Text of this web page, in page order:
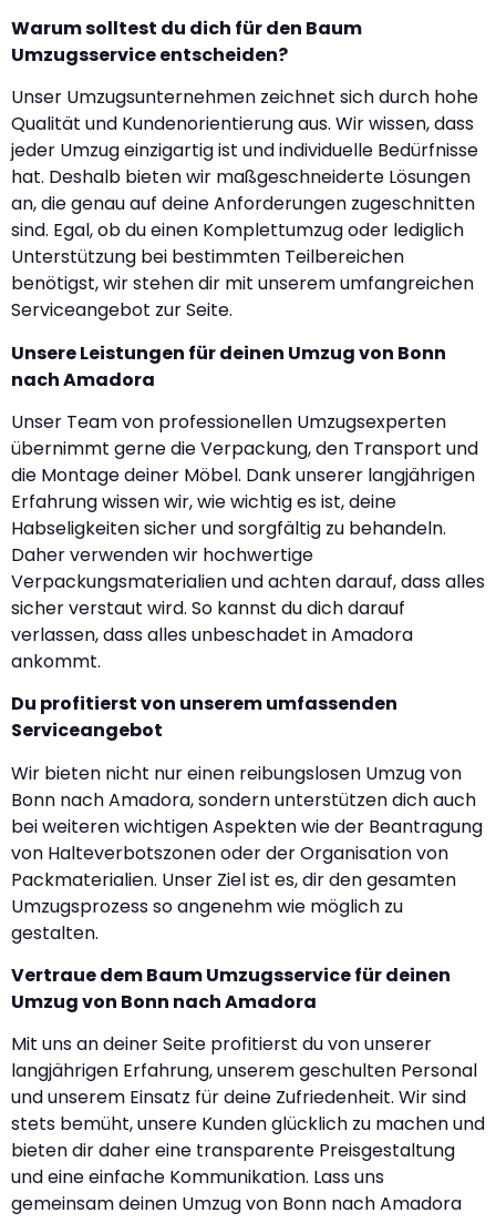
Warum solltest du dich für den Baum
Umzugsservice entscheiden?
Unser Umzugsunternehmen zeichnet sich durch hohe
Qualität und Kundenorientierung aus. Wir wissen, dass
jeder Umzug einzigartig ist und individuelle Bedürfnisse
hat. Deshalb bieten wir maßgeschneiderte Lösungen
an, die genau auf deine Anforderungen zugeschnitten
sind. Egal, ob du einen Komplettumzug oder lediglich
Unterstützung bei bestimmten Teilbereichen
benötigst, wir stehen dir mit unserem umfangreichen
Serviceangebot zur Seite.
Unsere Leistungen für deinen Umzug von Bonn
nach Amadora
Unser Team von professionellen Umzugsexperten
übernimmt gerne die Verpackung, den Transport und
die Montage deiner Möbel. Dank unserer langjährigen
Erfahrung wissen wir, wie wichtig es ist, deine
Habseligkeiten sicher und sorgfältig zu behandeln.
Daher verwenden wir hochwertige
Verpackungsmaterialien und achten darauf, dass alles
sicher verstaut wird. So kannst du dich darauf
verlassen, dass alles unbeschadet in Amadora
ankommt.
Du profitierst von unserem umfassenden
Serviceangebot
Wir bieten nicht nur einen reibungslosen Umzug von
Bonn nach Amadora, sondern unterstützen dich auch
bei weiteren wichtigen Aspekten wie der Beantragung
von Halteverbotszonen oder der Organisation von
Packmaterialien. Unser Ziel ist es, dir den gesamten
Umzugsprozess so angenehm wie möglich zu
gestalten.
Vertraue dem Baum Umzugsservice für deinen
Umzug von Bonn nach Amadora
Mit uns an deiner Seite profitierst du von unserer
langjährigen Erfahrung, unserem geschulten Personal
und unserem Einsatz für deine Zufriedenheit. Wir sind
stets bemüht, unsere Kunden glücklich zu machen und
bieten dir daher eine transparente Preisgestaltung
und eine einfache Kommunikation. Lass uns
gemeinsam deinen Umzug von Bonn nach Amadora